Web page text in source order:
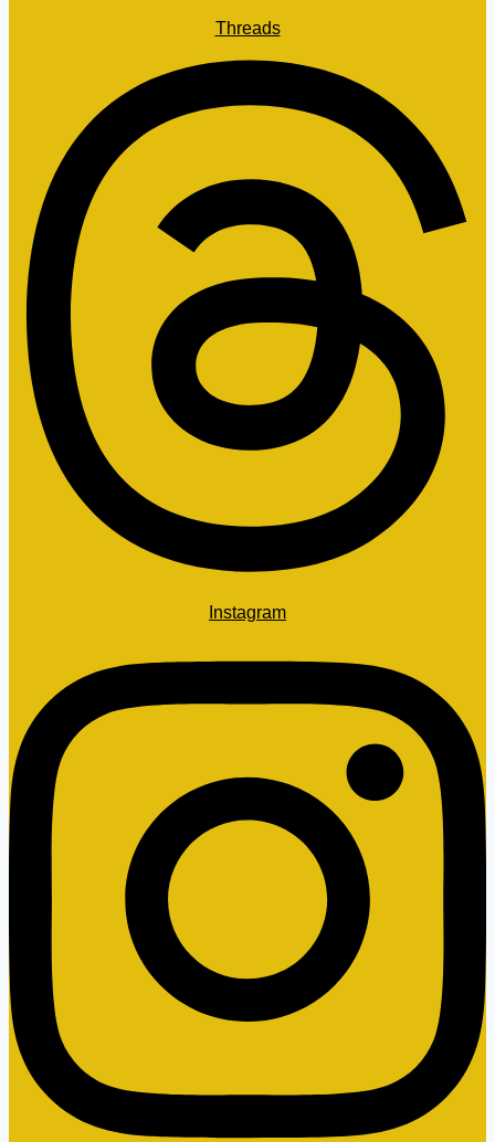
Threads
Instagram